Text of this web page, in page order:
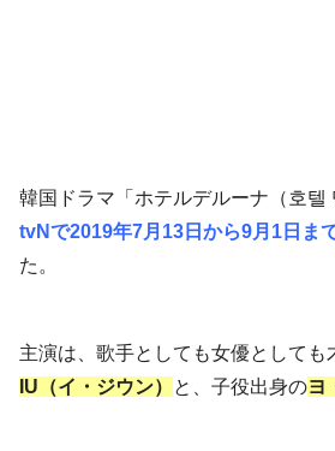
韓国ドラマ「ホテルデルーナ（호텔
tvNで2019年7月13日から9月1日ま
た。
主演は、歌手としても女優としても
IU（イ・ジウン）
と、子役出身のヨ